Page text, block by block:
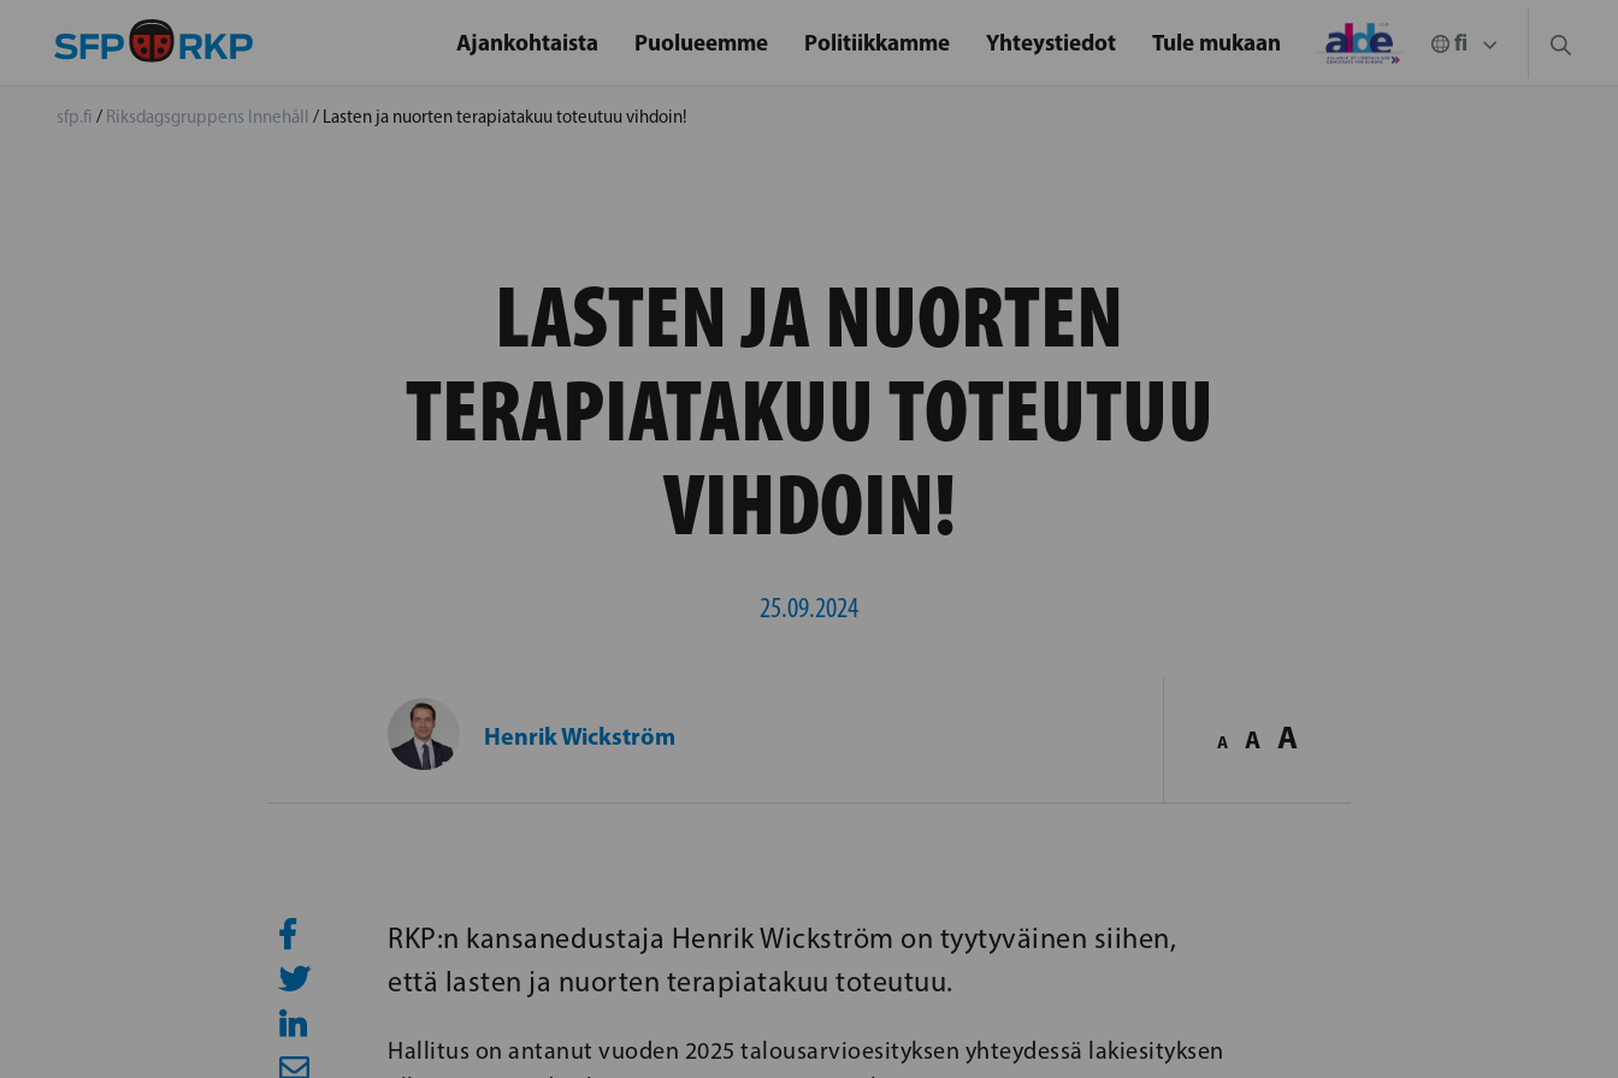
Ajankohtaista Puolueemme Politiikkamme Yhteystiedot Tule mukaan
sfp.fi / Riksdagsgruppens Innehåll / Lasten ja nuorten terapiatakuu toteutuu vihdoin!
LASTEN JA NUORTEN
TERAPIATAKUU TOTEUTUU
VIHDOIN!
25.09.2024
Henrik Wickström A A A
RKP:n kansanedustaja Henrik Wickström on tyytyväinen siihen,
että lasten ja nuorten terapiatakuu toteutuu.
Hallitus on antanut vuoden 2025 talousarvioesityksen yhteydessä lakiesityksen